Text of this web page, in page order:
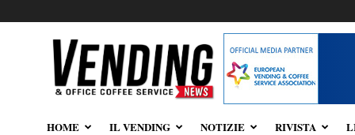
Vendingnews.it
HOME IL VENDING NOTIZIE RIVISTA